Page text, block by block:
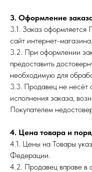
3. Оформление
3.1. Заказ оформляется
сайт интернет-магазина.
3.2. При оформлении
предоставить
необходимую для
3.3. Продавец не несёт
исполнения заказа,
Покупателем
4. Цена товара и
4.1. Цены на Товары
Федерации.
4.2. Продавец вправе в